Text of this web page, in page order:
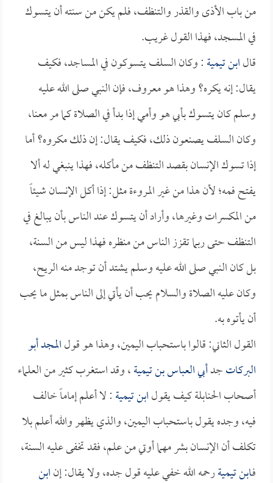
من باب الأذى والقذر والتنظف، فلم يكن من سنته أن يتسوك
في المسجد، فهذا القول غريب.
قالابن تيمية: وكان السلف يتسوكون في المساجد، فكيف
يقال: إنه يكره؟ وهذا هو معروف، فإن النبي صلى الله عليه
وسلم كان يتسوك بأبي هو وأمي إذا بدأ في الصلاة كما مر معنا،
وكان السلف يصنعون ذلك، فكيف يقال: إن ذلك مكروه؟ أما
إذا تسوك الإنسان بقصد التنظف من مأكله، فهذا ينبغي له ألا
يفتح فمه؛ لأن هذا من غير المروءة مثل: إذا أكل الإنسان شيئاً
من المكسرات وغيرها، وأراد أن يتسوك عند الناس بأن يبالغ في
التنظف حتى ربما تقزز الناس من منظره فهذا ليس من السنة،
بل كان النبي صلى الله عليه وسلم يشتد أن توجد منه الريح،
وكان عليه الصلاة والسلام يحب أن يأتي إلى الناس بمثل ما يحب
أن يأتوه به.
القول الثاني: قالوا باستحباب اليمين، وهذا هو قولالمجد أبو
البركاتجدأبي العباس بن تيمية، وقد استغرب كثير من العلماء
أصحاب الحنابلة كيف يقولابن تيمية: لا أعلم إماماً خالف
فيه، وجده يقول باستحباب اليمين، والذي يظهر والله أعلم بلا
تكلف أن الإنسان بشر مهما أوتي من علم، فقد تخفى عليه السنة،
فـابن تيميةرحمه الله خفي عليه قول جده، ولا يقال: إنابن